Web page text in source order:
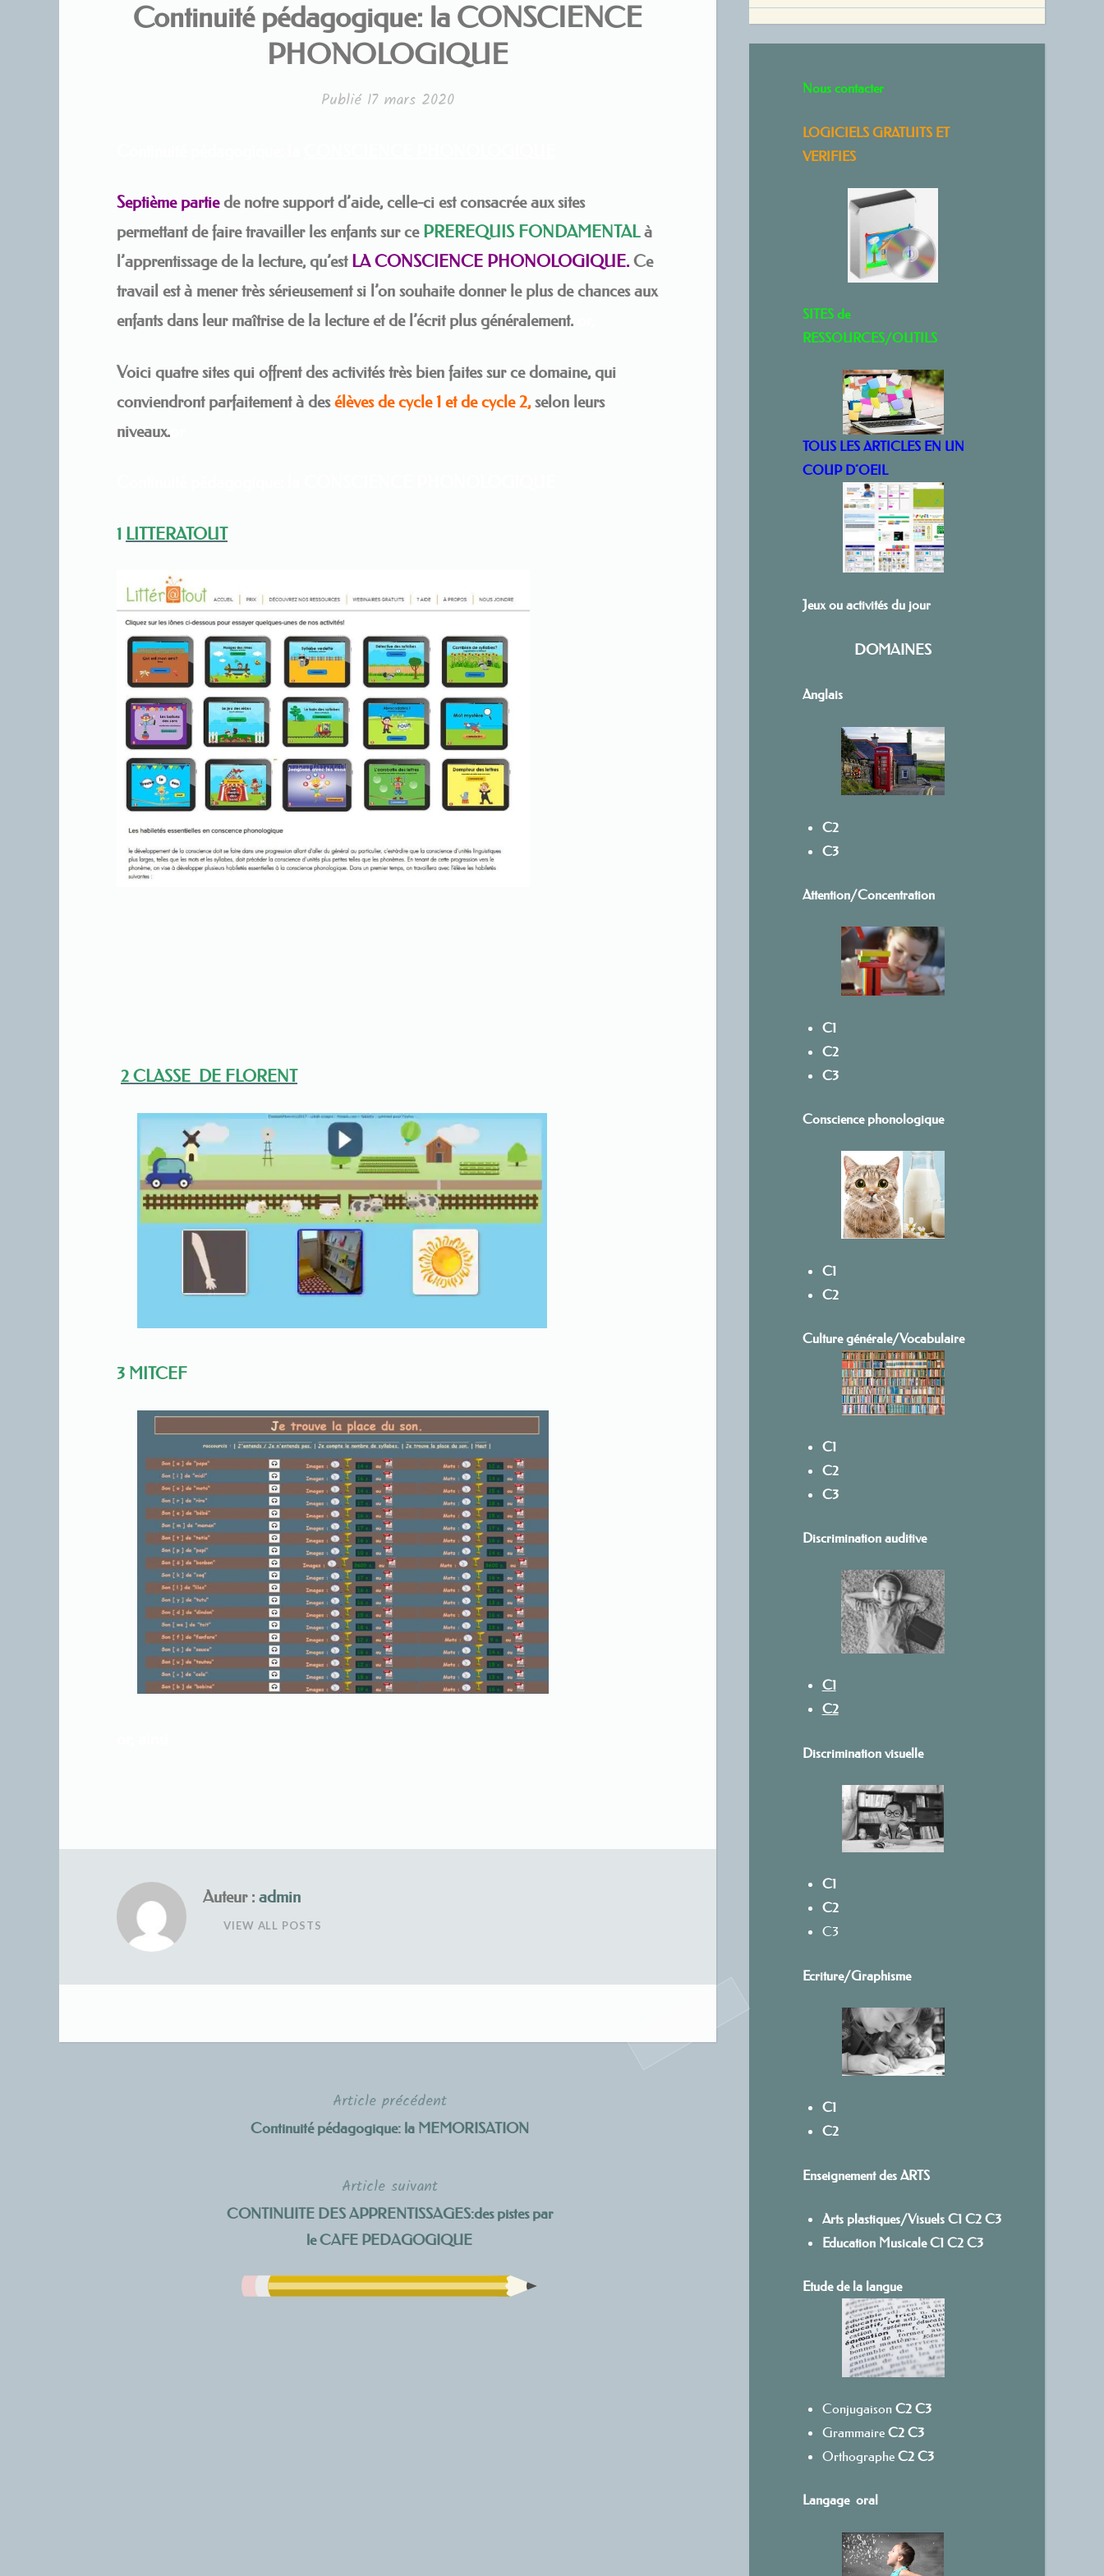
Continuité pédagogique: la CONSCIENCE
PHONOLOGIQUE
Publié 17 mars 2020
Septième partie de notre support d’aide, celle-ci est consacrée aux sites
permettant de faire travailler les enfants sur ce PREREQUIS FONDAMENTALà
l’apprentissage de la lecture, qu’est LA CONSCIENCE PHONOLOGIQUE. Ce
travail est à mener très sérieusement si l’on souhaite donner le plus de chances aux
enfants dans leur maîtrise de la lecture et de l’écrit plus généralement.
Voici quatre sites qui offrent des activités très bien faites sur ce domaine, qui
conviendront parfaitement à desélèves de cycle 1 et de cycle 2, selon leurs
niveaux.
1 LITTERATOUT
2 CLASSE DE FLORENT
3 MITCEF
Auteur : admin
VIEW ALL POSTS
Article précédent
Continuité pédagogique: la MEMORISATION
Article suivant
CONTINUITE DES APPRENTISSAGES:des pistes par
le CAFE PEDAGOGIQUE
Nous contacter
LOGICIELS GRATUITS ET
VERIFIES
SITES de
RESSOURCES/OUTILS
TOUS LES ARTICLES EN UN
COUP D’OEIL
Jeux ou activités du jour
DOMAINES
Anglais
C2
C3
Attention/Concentration
C1
C2
C3
Conscience phonologique
C1
C2
Culture générale/Vocabulaire
C1
C2
C3
Discrimination auditive
C1
C2
Discrimination visuelle
C1
C2
C3
Ecriture/Graphisme
C1
C2
Enseignement des ARTS
Arts plastiques/Visuels C1 C2 C3
Education Musicale C1 C2 C3
Etude de la langue
Conjugaison C2 C3
GrammaireC2 C3
Orthographe C2 C3
Langage oral